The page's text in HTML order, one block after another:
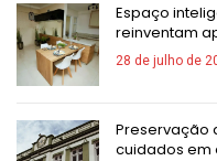
Espaço
reinventam
28 de julho de
Preservação
cuidados em